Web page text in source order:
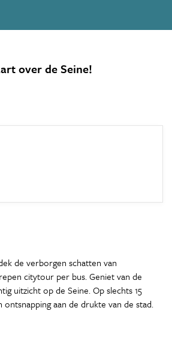
over de Seine!
de verborgen schatten van
citytour per bus. Geniet van de
uitzicht op de Seine. Op slechts 15
aan de drukte van de stad.